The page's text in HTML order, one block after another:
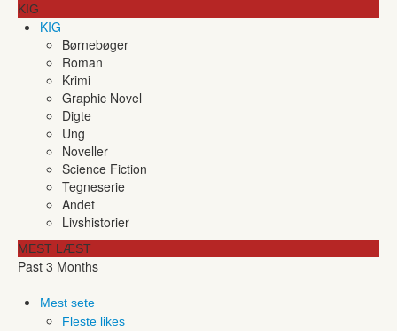
KIG
KIG
Børnebøger
Roman
Krimi
Graphic Novel
Digte
Ung
Noveller
Science Fiction
Tegneserie
Andet
Livshistorier
MEST LÆST
Past 3 Months
Mest sete
Fleste likes